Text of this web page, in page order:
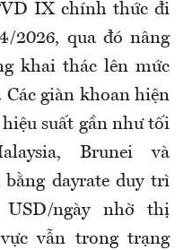
IX chính thức đi
2026, qua đó nâng
khai thác lên mức
Các giàn khoan hiện
suất gần như tối
Brunei và
dayrate duy trì
ngày nhờ thị
vẫn trong trạng